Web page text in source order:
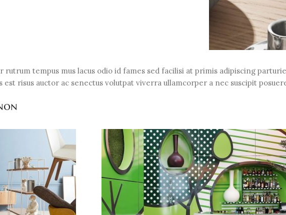
rutrum tempus mus lacus odio id fames sed facilisi at primis adipiscing
risus auctor ac senectus volutpat viverra ullamcorper a nec suscipit